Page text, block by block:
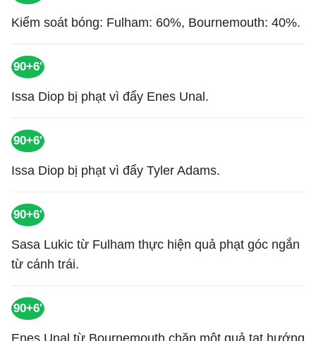
Kiểm soát bóng: Fulham: 60%, Bournemouth: 40%.
90+6'
Issa Diop bị phạt vì đẩy Enes Unal.
90+6'
Issa Diop bị phạt vì đẩy Tyler Adams.
90+6'
Sasa Lukic từ Fulham thực hiện quả phạt góc ngắn
từ cánh trái.
90+6'
Enes Unal từ Bournemouth chặn một quả tạt hướng